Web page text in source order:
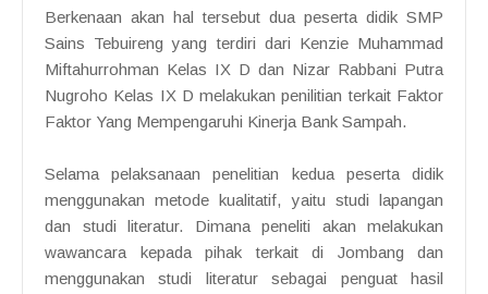
Berkenaan akan hal tersebut dua peserta didik SMP
Sains Tebuireng yang terdiri dari Kenzie Muhammad
Miftahurrohman Kelas IX D dan Nizar Rabbani Putra
Nugroho Kelas IX D melakukan penilitian terkait Faktor
Faktor Yang Mempengaruhi Kinerja Bank Sampah.
Selama pelaksanaan penelitian kedua peserta didik
menggunakan metode kualitatif, yaitu studi lapangan
dan studi literatur. Dimana peneliti akan melakukan
wawancara kepada pihak terkait di Jombang dan
menggunakan studi literatur sebagai penguat hasil